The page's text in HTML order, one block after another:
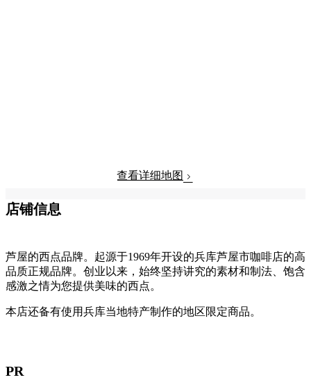
查看详细地图
店铺信息
芦屋的西点品牌。起源于1969年开设的兵库芦屋市咖啡店的高
品质正规品牌。创业以来，始终坚持讲究的素材和制法、饱含
感激之情为您提供美味的西点。
本店还备有使用兵库当地特产制作的地区限定商品。
PR